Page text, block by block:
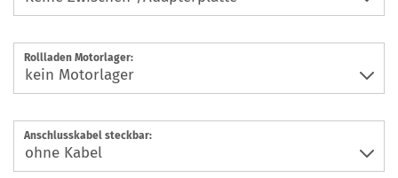
Rollladen Motorlager:
Anschlusskabel steckbar: